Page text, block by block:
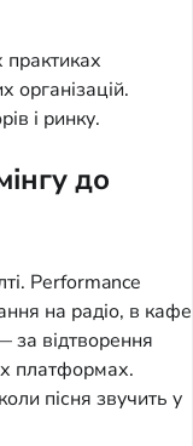
практиках
організацій.
і ринку.
до
Performance
на радіо, в кафе
за відтворення
платформах.
пісня звучить у